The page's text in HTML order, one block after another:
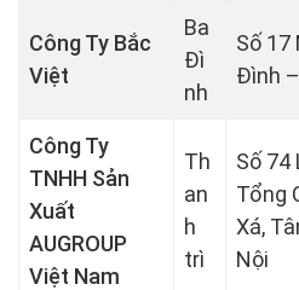
Công Ty Bắc
Việt
Ba
Đì
nh
Số 17
Đình
Công Ty
TNHH Sản
Xuất
AUGROUP
Việt Nam
Th
an
h
trì
Số 74
Tổng
Xá,
Nội